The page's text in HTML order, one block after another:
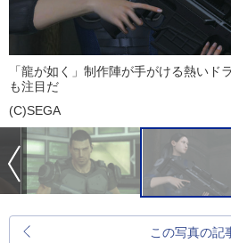
「龍が如く」制作陣が手がける熱いド
も注目だ
(C)SEGA
この写真の記